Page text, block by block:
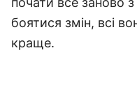
боятися змін, всі
краще.